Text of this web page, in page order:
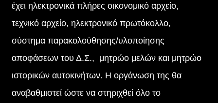
έχει ηλεκτρονικά πλήρες οικονομικό αρχείο,
τεχνικό αρχείο, ηλεκτρονικό πρωτόκολλο,
σύστημα παρακολούθησης/υλοποίησης
αποφάσεων του Δ.Σ., μητρώο μελών και μητρώο
ιστορικών αυτοκινήτων. Η οργάνωση της θα
αναβαθμιστεί ώστε να στηριχθεί όλο το